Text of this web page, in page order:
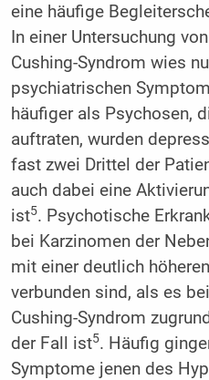
eine häufige
In einer Untersuchung
Cushing-Syndrom wies
psychiatrischen
häufiger als Psychosen,
auftraten, wurden
fast zwei Drittel der
auch dabei eine
ist5. Psychotische
bei Karzinomen der
mit einer deutlich
verbunden sind, als es
Cushing-Syndrom
der Fall ist5. Häufig
Symptome jenen des